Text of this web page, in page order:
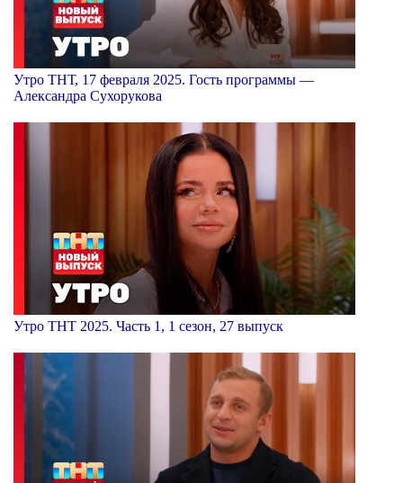
Утро ТНТ, 17 февраля 2025. Гость программы —
Александра Сухорукова
Утро ТНТ 2025. Часть 1, 1 сезон, 27 выпуск